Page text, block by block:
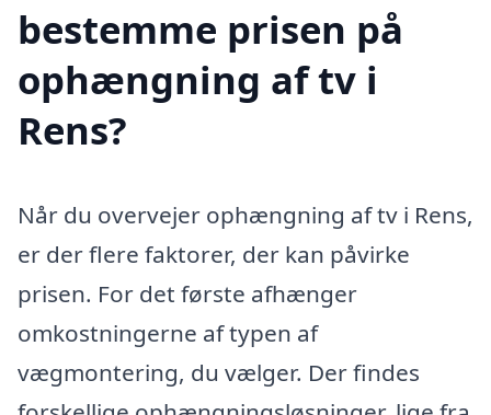
bestemme prisen på
ophængning af tv i
Rens?
Når du overvejer ophængning af tv i Rens,
er der flere faktorer, der kan påvirke
prisen. For det første afhænger
omkostningerne af typen af
vægmontering, du vælger. Der findes